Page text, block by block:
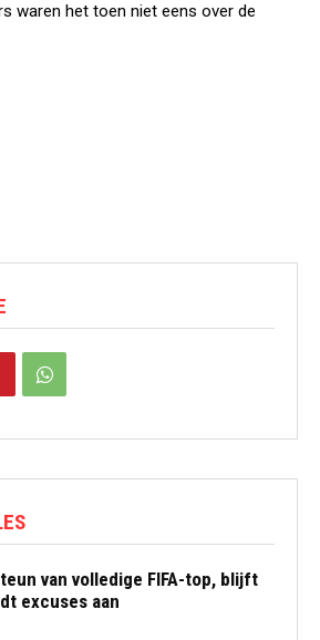
waren het toen niet eens over de
van volledige FIFA-top, blijft
excuses aan